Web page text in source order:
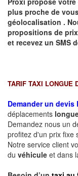
plus proche de
géolocalisation .
propositions de
et recevez un SMS
TARIF TAXI LONGUE
Demander un
déplacements
Demandez nous un
profitez d'un prix fixe
Notre service client
du véhicule et dans